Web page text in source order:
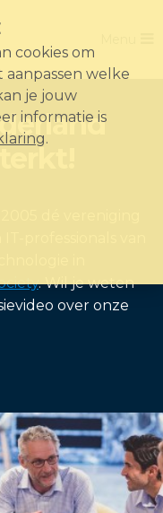
dé vereniging
professionals van
in
. Wil je weten
over onze
Kennisbank
cookies om
welke
je jouw
informatie is
.